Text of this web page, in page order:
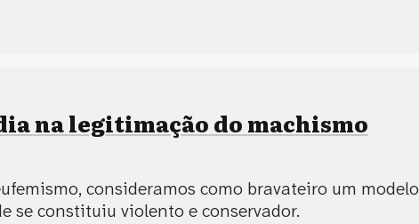
na legitimação do machismo
consideramos como bravateiro um modelo
se constituiu violento e conservador.